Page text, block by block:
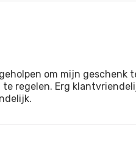
om mijn geschenk
regelen. Erg